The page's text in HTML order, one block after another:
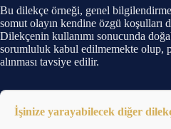
Bu dilekçe örneği, genel bilgilendirme
somut olayın kendine özgü koşulları
Dilekçenin kullanımı sonucunda
sorumluluk kabul edilmemekte olup,
alınması tavsiye edilir.
İşinize yarayabilecek diğer